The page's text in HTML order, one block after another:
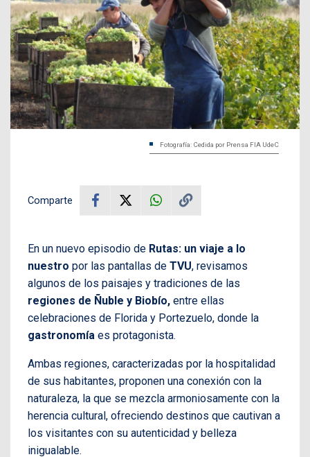
Fotografía: Cedida por Prensa FIA UdeC
Comparte
En un nuevo episodio de Rutas: un viaje a lo
nuestro por las pantallas de TVU, revisamos
algunos de los paisajes y tradiciones de las
regiones de Ñuble y Biobío, entre ellas
celebraciones de Florida y Portezuelo, donde la
gastronomía es protagonista.
Ambas regiones, caracterizadas por la hospitalidad
de sus habitantes, proponen una conexión con la
naturaleza, la que se mezcla armoniosamente con la
herencia cultural, ofreciendo destinos que cautivan a
los visitantes con su autenticidad y belleza
inigualable.